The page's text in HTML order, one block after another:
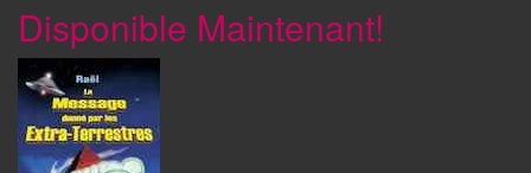
Disponible Maintenant!